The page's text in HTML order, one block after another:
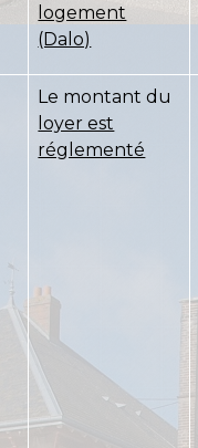
logement
(Dalo)
Le montant du
loyer est
réglementé